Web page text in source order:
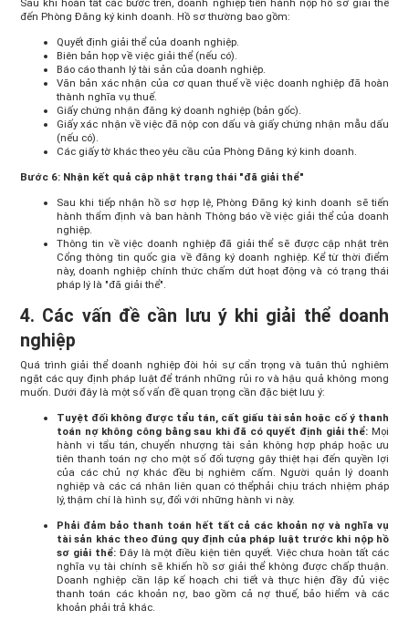
Sau khi hoàn tất các bước trên, doanh nghiệp tiến hành nộp hồ sơ giải thể
đến Phòng Đăng ký kinh doanh. Hồ sơ thường bao gồm:
Quyết định giải thể của doanh nghiệp.
Biên bản họp về việc giải thể (nếu có).
Báo cáo thanh lý tài sản của doanh nghiệp.
Văn bản xác nhận của cơ quan thuế về việc doanh nghiệp đã hoàn
thành nghĩa vụ thuế.
Giấy chứng nhận đăng ký doanh nghiệp (bản gốc).
Giấy xác nhận về việc đã nộp con dấu và giấy chứng nhận mẫu dấu
(nếu có).
Các giấy tờ khác theo yêu cầu của Phòng Đăng ký kinh doanh.
Bước 6: Nhận kết quả cập nhật trạng thái "đã giải thể"
Sau khi tiếp nhận hồ sơ hợp lệ, Phòng Đăng ký kinh doanh sẽ tiến
hành thẩm định và ban hành Thông báo về việc giải thể của doanh
nghiệp.
Thông tin về việc doanh nghiệp đã giải thể sẽ được cập nhật trên
Cổng thông tin quốc gia về đăng ký doanh nghiệp. Kể từ thời điểm
này, doanh nghiệp chính thức chấm dứt hoạt động và có trạng thái
pháp lý là "đã giải thể".
4. Các vấn đề cần lưu ý khi giải thể doanh
nghiệp
Quá trình giải thể doanh nghiệp đòi hỏi sự cẩn trọng và tuân thủ nghiêm
ngặt các quy định pháp luật để tránh những rủi ro và hậu quả không mong
muốn. Dưới đây là một số vấn đề quan trọng cần đặc biệt lưu ý:
Tuyệt đối không được tẩu tán, cất giấu tài sản hoặc cố ý thanh
toán nợ không công bằng sau khi đã có quyết định giải thể: Mọi
hành vi tẩu tán, chuyển nhượng tài sản không hợp pháp hoặc ưu
tiên thanh toán nợ cho một số đối tượng gây thiệt hại đến quyền lợi
của các chủ nợ khác đều bị nghiêm cấm. Người quản lý doanh
nghiệp và các cá nhân liên quan có thểphải chịu trách nhiệm pháp
lý, thậm chí là hình sự, đối với những hành vi này.
Phải đảm bảo thanh toán hết tất cả các khoản nợ và nghĩa vụ
tài sản khác theo đúng quy định của pháp luật trước khi nộp hồ
sơ giải thể:Đây là một điều kiện tiên quyết. Việc chưa hoàn tất các
nghĩa vụ tài chính sẽ khiến hồ sơ giải thể không được chấp thuận.
Doanh nghiệp cần lập kế hoạch chi tiết và thực hiện đầy đủ việc
thanh toán các khoản nợ, bao gồm cả nợ thuế, bảo hiểm và các
khoản phải trả khác.